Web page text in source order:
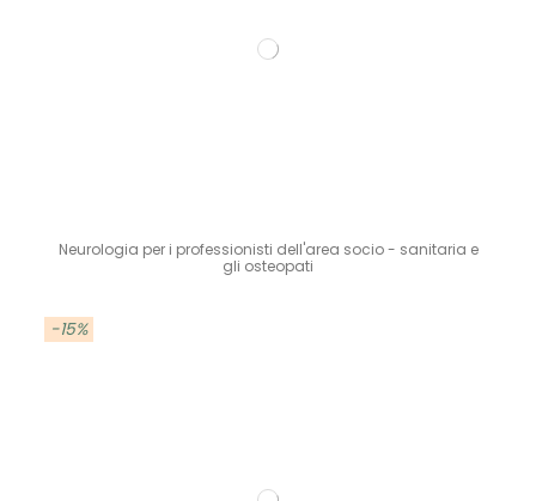
Neurologia per i professionisti dell'area socio - sanitaria e
gli osteopati
-15%